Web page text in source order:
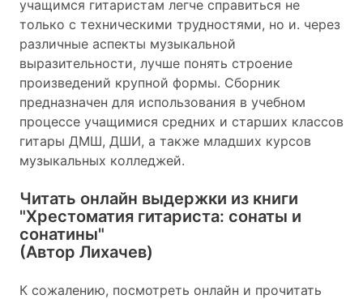
учащимся гитаристам легче справиться не
только с техническими трудностями, но и. через
различные аспекты музыкальной
выразительности, лучше понять строение
произведений крупной формы. Сборник
предназначен для использования в учебном
процессе учащимися средних и старших классов
гитары ДМШ, ДШИ, а также младших курсов
музыкальных колледжей.
Читать онлайн выдержки из книги
"Хрестоматия гитариста: сонаты и
сонатины"
(Автор Лихачев)
К сожалению, посмотреть онлайн и прочитать